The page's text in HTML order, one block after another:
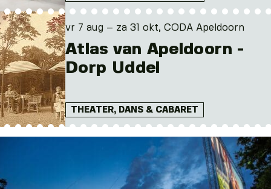
vr 7 aug – za 31 okt, CODA Apeldoorn
Atlas van Apeldoorn -
Dorp Uddel
THEATER, DANS & CABARET